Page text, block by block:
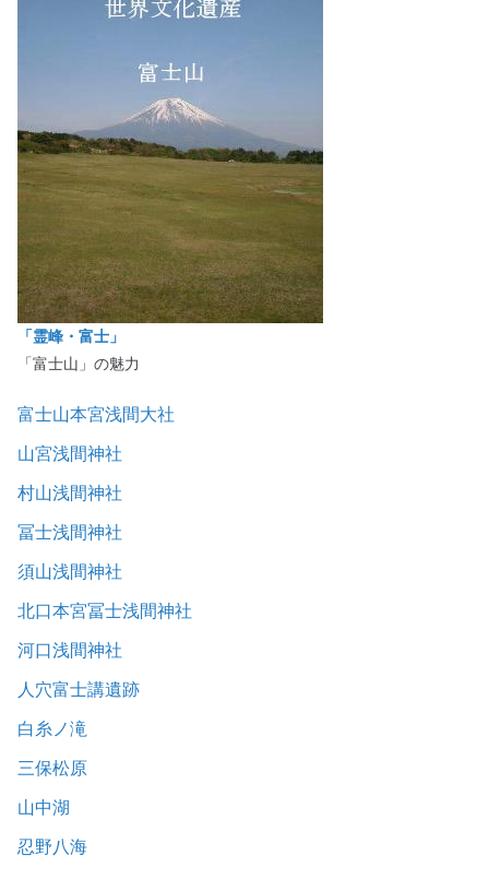
「霊峰・富士」
「富士山」の魅力
富士山本宮浅間大社
山宮浅間神社
村山浅間神社
冨士浅間神社
須山浅間神社
北口本宮冨士浅間神社
河口浅間神社
人穴富士講遺跡
白糸ノ滝
三保松原
山中湖
忍野八海